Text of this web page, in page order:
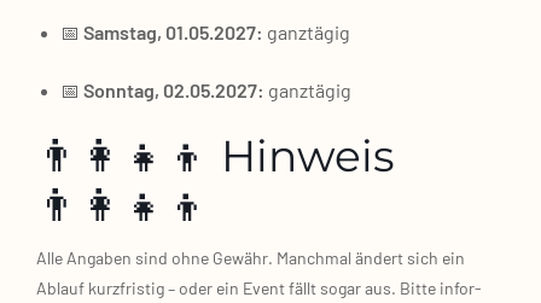
📅 Sams­tag, 01.05.2027: ganz­tä­gig
📅 Sonn­tag, 02.05.2027: ganz­tä­gig
👨‍👩‍👧‍👦 Hinweis
👨‍👩‍👧‍👦
Alle Anga­ben sind ohne Gewähr. Manch­mal ändert sich ein
Ablauf kurz­fris­tig – oder ein Event fällt sogar aus. Bit­te infor­